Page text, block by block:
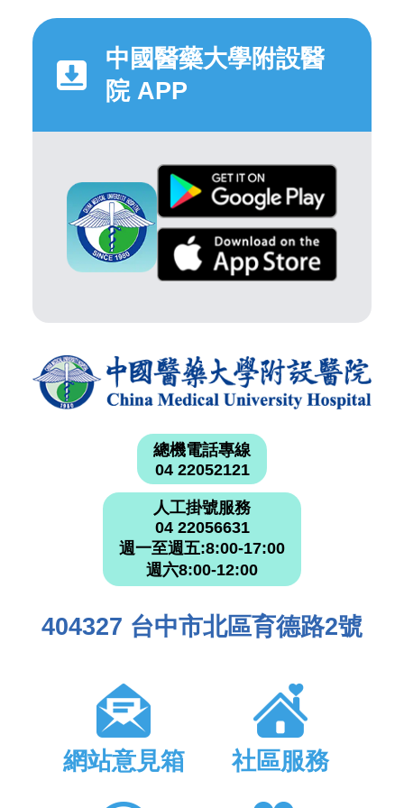
中國醫藥大學附設醫
院 APP
總機電話專線
04 22052121
人工掛號服務
04 22056631
週一至週五:8:00-17:00
週六8:00-12:00
404327 台中市北區育德路2號
網站意見箱 社區服務